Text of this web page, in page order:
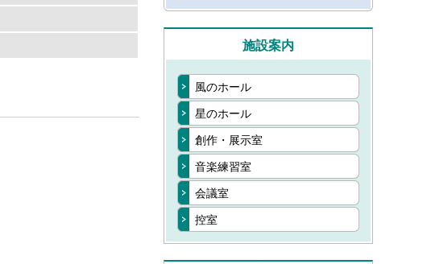
施設案内
風のホール
星のホール
創作・展示室
音楽練習室
会議室
控室